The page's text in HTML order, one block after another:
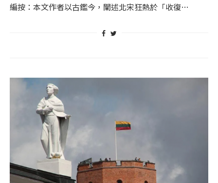
編按：本文作者以古鑑今，闡述北宋狂熱於「收復…